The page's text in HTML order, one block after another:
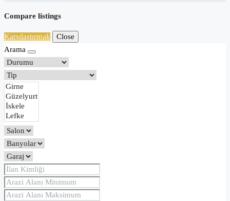
Compare listings
Karşılaştırmak
Close
Arama